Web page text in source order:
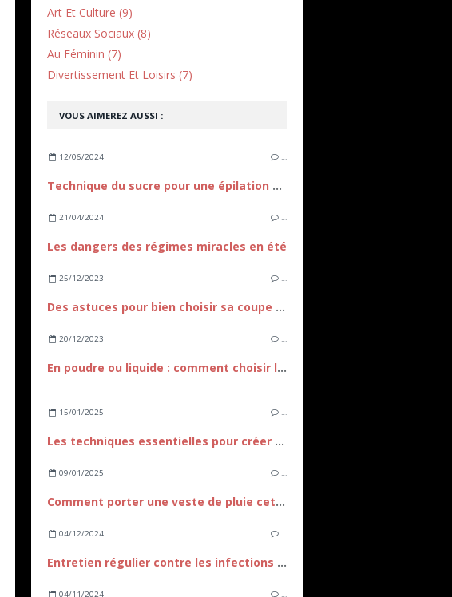
VOUS AIMEREZ AUSSI :
12/06/2024 …
Technique du sucre pour une épilation douce
21/04/2024 …
Les dangers des régimes miracles en été
25/12/2023 …
Des astuces pour bien choisir sa coupe de cheveux
20/12/2023 …
En poudre ou liquide : comment choisir le bon fond de teint ?
15/01/2025 …
Les techniques essentielles pour créer un filet durable
09/01/2025 …
Comment porter une veste de pluie cet hiver
04/12/2024 …
Entretien régulier contre les infections mobiles
04/11/2024 …
Art Et Culture (9)
Réseaux Sociaux (8)
Au Féminin (7)
Divertissement Et Loisirs (7)